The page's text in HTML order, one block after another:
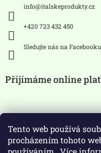
Tento web používá
procházením tohoto
info@italskeprodukty.cz
+420 723 432 450
Sledujte nás na Facebooku
Přijímáme online